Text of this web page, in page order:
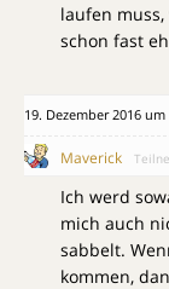
laufen
schon fast
19. Dezember 2016 um
Maverick
Ich werd
mich auch
sabbelt.
kommen,